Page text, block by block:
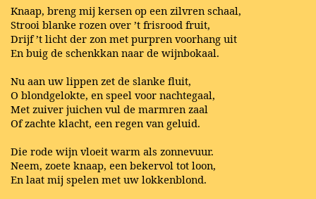
Knaap, breng mij kersen op een zilvren schaal,
Strooi blanke rozen over ’t frisrood fruit,
Drijf ’t licht der zon met purpren voorhang uit
En buig de schenkkan naar de wijnbokaal.
Nu aan uw lippen zet de slanke fluit,
O blondgelokte, en speel voor nachtegaal,
Met zuiver juichen vul de marmren zaal
Of zachte klacht, een regen van geluid.
Die rode wijn vloeit warm als zonnevuur.
Neem, zoete knaap, een bekervol tot loon,
En laat mij spelen met uw lokkenblond.